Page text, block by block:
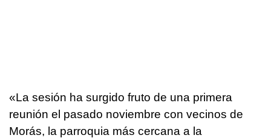
«La sesión ha surgido fruto de una primera
reunión el pasado noviembre con vecinos de
Morás, la parroquia más cercana a la